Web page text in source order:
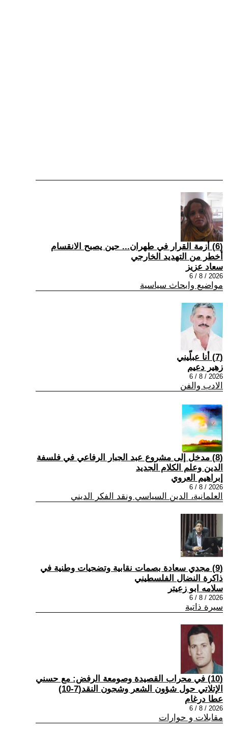
(6) أزمة القرار في طهران... حين يصبح الانقسام
أخطر من التهديد الخارجي
سعاد عزيز
2026 / 8 / 6
مواضيع وابحاث سياسية
(7) أنا عبلّيني
زهير دعيم
2026 / 8 / 6
الادب والفن
(8) مدخل إلى مشروع عبد الجبار الرفاعي في فلسفة
الدين وعلم الكلام الجديد
إبراهيم العروي
2026 / 8 / 6
العلمانية، الدين السياسي ونقد الفكر الديني
(9) مجدي سعادة بصمات نقابية وتضحيات وطنية في
ذاكرة النضال الفلسطيني
سلامه ابو زعيتر
2026 / 8 / 6
سيرة ذاتية
(10) في محراب القصيدة وصومعة الرفض: مع حسني
الإتلاتي حول شؤون الشعر وشجون النقد(7-10)
عطا درغام
2026 / 8 / 6
مقابلات و حوارات